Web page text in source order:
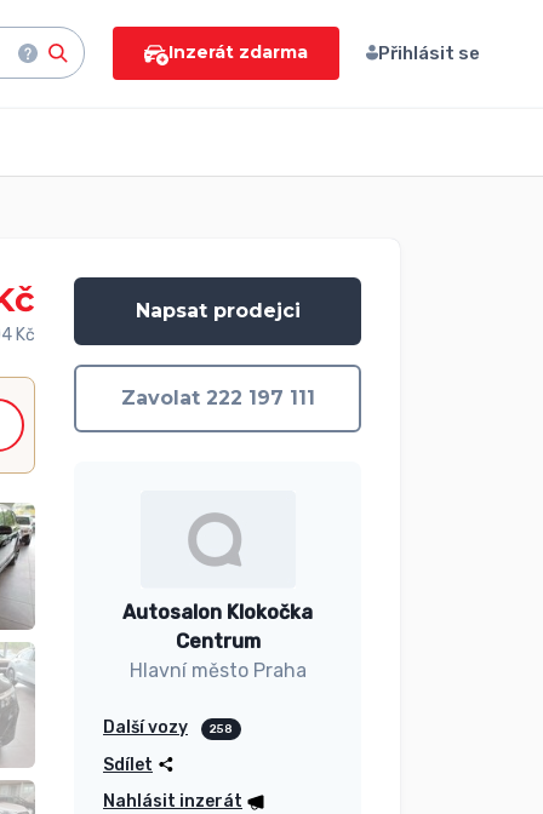
Inzerát zdarma Přihlásit se
Kč
Napsat prodejci
Zavolat 222 197 111
Autosalon Klokočka
Centrum
Hlavní město Praha
Další vozy 258
Sdílet
Nahlásit inzerát